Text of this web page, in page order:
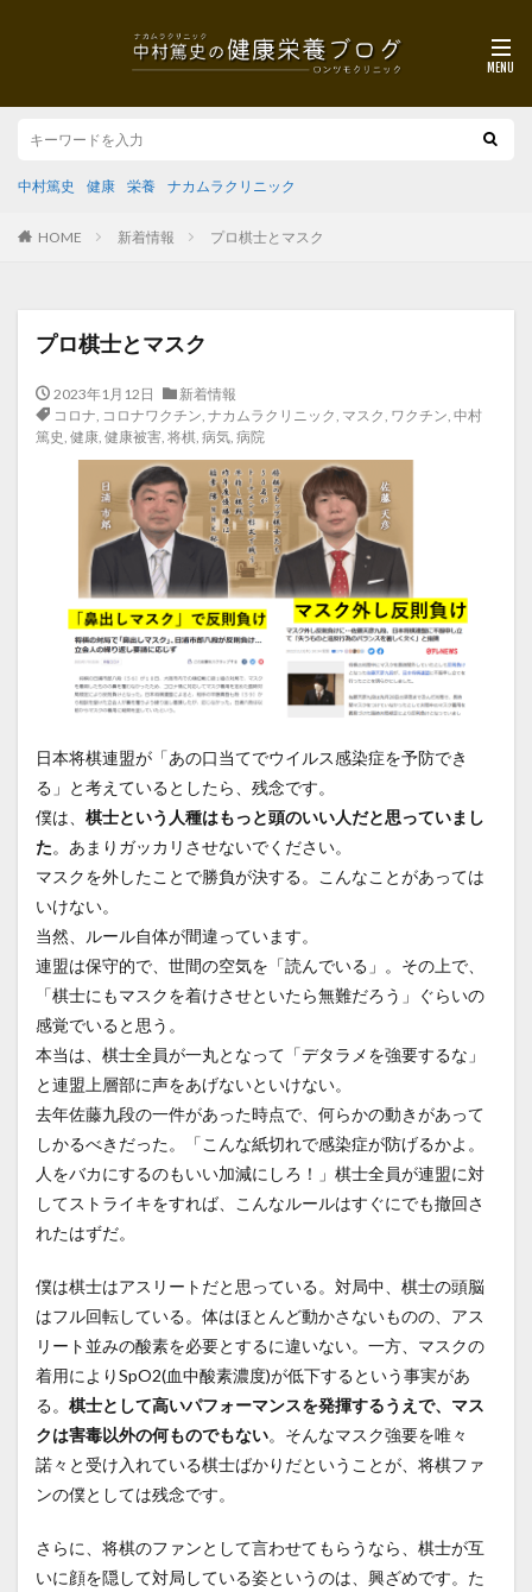
中村篤史 健康 栄養 ナカムラクリニック
HOME 新着情報 プロ棋士とマスク
プロ棋士とマスク
2023年1月12日
新着情報
コロナ, コロナワクチン, ナカムラクリニック, マスク, ワクチン, 中村
篤史, 健康, 健康被害, 将棋, 病気, 病院
日本将棋連盟が「あの口当てでウイルス感染症を予防でき
る」と考えているとしたら、残念です。
僕は、 棋士という人種はもっと頭のいい人だと思っていまし
た。あまりガッカリさせないでください。
マスクを外したことで勝負が決する。こんなことがあっては
いけない。
当然、ルール自体が間違っています。
連盟は保守的で、世間の空気を「読んでいる」。その上で、
「棋士にもマスクを着けさせといたら無難だろう」ぐらいの
感覚でいると思う。
本当は、棋士全員が一丸となって「デタラメを強要するな」
と連盟上層部に声をあげないといけない。
去年佐藤九段の一件があった時点で、何らかの動きがあって
しかるべきだった。「こんな紙切れで感染症が防げるかよ。
人をバカにするのもいい加減にしろ！」棋士全員が連盟に対
してストライキをすれば、こんなルールはすぐにでも撤回さ
れたはずだ。
僕は棋士はアスリートだと思っている。対局中、棋士の頭脳
はフル回転している。体はほとんど動かさないものの、アス
リート並みの酸素を必要とするに違いない。一方、マスクの
着用によりSpO2(血中酸素濃度)が低下するという事実があ
る。 棋士として高いパフォーマンスを発揮するうえで、マス
クは害毒以外の何ものでもない。そんなマスク強要を唯々
諾々と受け入れている棋士ばかりだということが、将棋ファ
ンの僕としては残念です。
さらに、将棋のファンとして言わせてもらうなら、棋士が互
いに顔を隠して対局している姿というのは、興ざめです。た